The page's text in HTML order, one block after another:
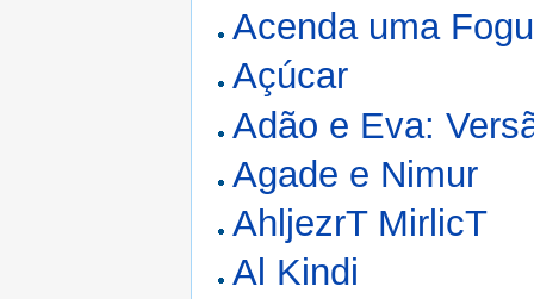
Acenda uma
Açúcar
Adão e Eva:
Agade e Nimur
AhljezrT MirlicT
Al Kindi